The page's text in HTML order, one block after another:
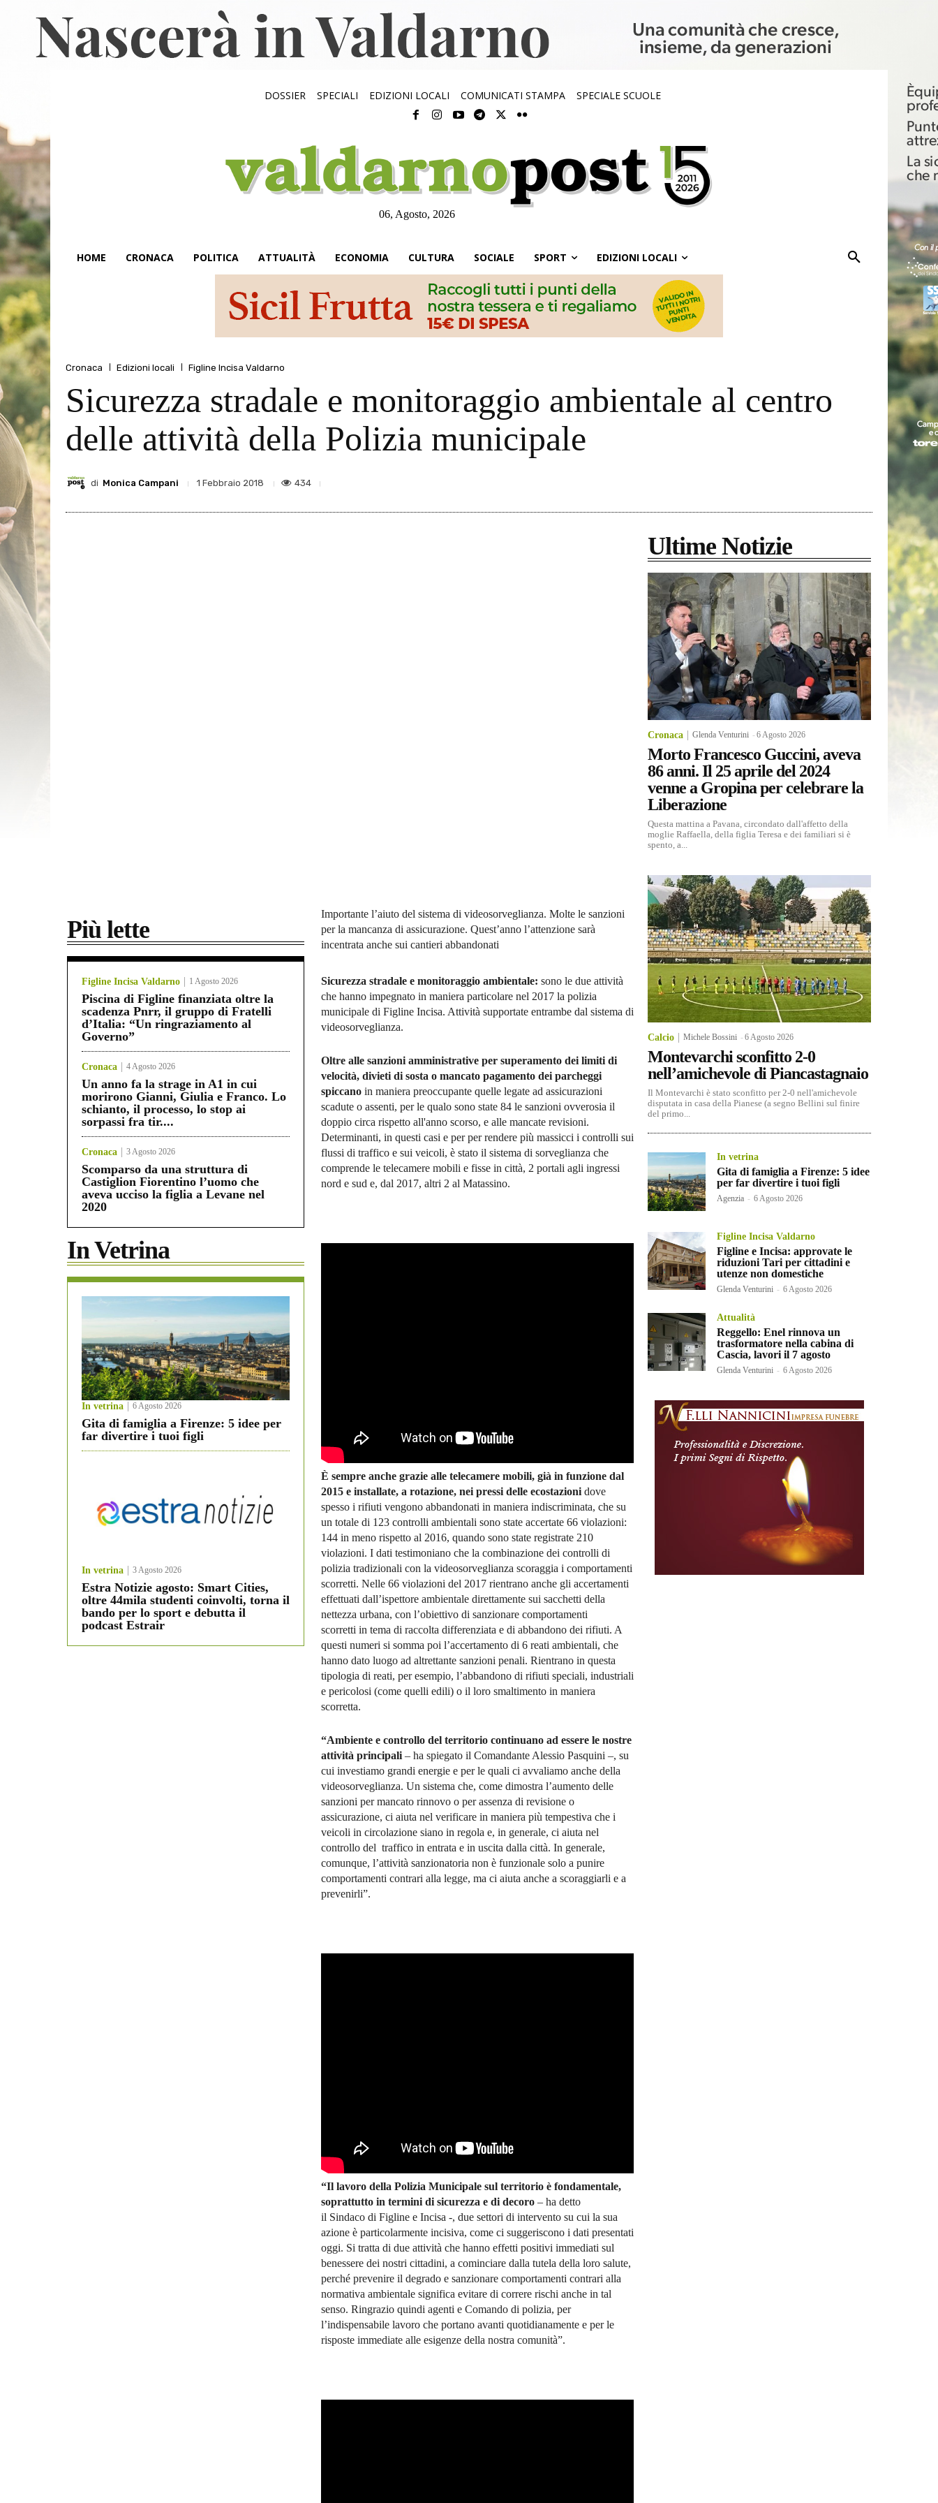
DOSSIER SPECIALI EDIZIONI LOCALI COMUNICATI STAMPA SPECIALE SCUOLE
06, Agosto, 2026
HOME CRONACA POLITICA ATTUALITÀ ECONOMIA CULTURA SOCIALE SPORT EDIZIONI LOCALI
Cronaca Edizioni locali Figline Incisa Valdarno
Sicurezza stradale e monitoraggio ambientale al centro
delle attività della Polizia municipale
di Monica Campani 1 Febbraio 2018 434
Più lette
Figline Incisa Valdarno 1 Agosto 2026
Piscina di Figline finanziata oltre la
scadenza Pnrr, il gruppo di Fratelli
d’Italia: “Un ringraziamento al
Governo”
Cronaca 4 Agosto 2026
Un anno fa la strage in A1 in cui
morirono Gianni, Giulia e Franco. Lo
schianto, il processo, lo stop ai
sorpassi fra tir....
Cronaca 3 Agosto 2026
Scomparso da una struttura di
Castiglion Fiorentino l’uomo che
aveva ucciso la figlia a Levane nel
2020
In Vetrina
In vetrina 6 Agosto 2026
Gita di famiglia a Firenze: 5 idee per
far divertire i tuoi figli
In vetrina 3 Agosto 2026
Estra Notizie agosto: Smart Cities,
oltre 44mila studenti coinvolti, torna il
bando per lo sport e debutta il
podcast Estrair
Importante l’aiuto del sistema di videosorveglianza. Molte le sanzioni
per la mancanza di assicurazione. Quest’anno l’attenzione sarà
incentrata anche sui cantieri abbandonati
Sicurezza stradale e monitoraggio ambientale: sono le due attività
che hanno impegnato in maniera particolare nel 2017 la polizia
municipale di Figline Incisa. Attività supportate entrambe dal sistema di
videosorveglianza.
Oltre alle sanzioni amministrative per superamento dei limiti di
velocità, divieti di sosta o mancato pagamento dei parcheggi
spiccano in maniera preoccupante quelle legate ad assicurazioni
scadute o assenti, per le qualo sono state 84 le sanzioni ovverosia il
doppio circa rispetto all'anno scorso, e alle mancate revisioni.
Determinanti, in questi casi e per per rendere più massicci i controlli sui
flussi di traffico e sui veicoli, è stato il sistema di sorveglianza che
comprende le telecamere mobili e fisse in città, 2 portali agli ingressi
nord e sud e, dal 2017, altri 2 al Matassino.
È sempre anche grazie alle telecamere mobili, già in funzione dal
2015 e installate, a rotazione, nei pressi delle ecostazioni dove
spesso i rifiuti vengono abbandonati in maniera indiscriminata, che su
un totale di 123 controlli ambientali sono state accertate 66 violazioni:
144 in meno rispetto al 2016, quando sono state registrate 210
violazioni. I dati testimoniano che la combinazione dei controlli di
polizia tradizionali con la videosorveglianza scoraggia i comportamenti
scorretti. Nelle 66 violazioni del 2017 rientrano anche gli accertamenti
effettuati dall’ispettore ambientale direttamente sui sacchetti della
nettezza urbana, con l’obiettivo di sanzionare comportamenti
scorretti in tema di raccolta differenziata e di abbandono dei rifiuti. A
questi numeri si somma poi l’accertamento di 6 reati ambientali, che
hanno dato luogo ad altrettante sanzioni penali. Rientrano in questa
tipologia di reati, per esempio, l’abbandono di rifiuti speciali, industriali
e pericolosi (come quelli edili) o il loro smaltimento in maniera
scorretta.
“Ambiente e controllo del territorio continuano ad essere le nostre
attività principali – ha spiegato il Comandante Alessio Pasquini –, su
cui investiamo grandi energie e per le quali ci avvaliamo anche della
videosorveglianza. Un sistema che, come dimostra l’aumento delle
sanzioni per mancato rinnovo o per assenza di revisione o
assicurazione, ci aiuta nel verificare in maniera più tempestiva che i
veicoli in circolazione siano in regola e, in generale, ci aiuta nel
controllo del traffico in entrata e in uscita dalla città. In generale,
comunque, l’attività sanzionatoria non è funzionale solo a punire
comportamenti contrari alla legge, ma ci aiuta anche a scoraggiarli e a
prevenirli”.
“Il lavoro della Polizia Municipale sul territorio è fondamentale,
soprattutto in termini di sicurezza e di decoro – ha detto
il Sindaco di Figline e Incisa -, due settori di intervento su cui la sua
azione è particolarmente incisiva, come ci suggeriscono i dati presentati
oggi. Si tratta di due attività che hanno effetti positivi immediati sul
benessere dei nostri cittadini, a cominciare dalla tutela della loro salute,
perché prevenire il degrado e sanzionare comportamenti contrari alla
normativa ambientale significa evitare di correre rischi anche in tal
senso. Ringrazio quindi agenti e Comando di polizia, per
l’indispensabile lavoro che portano avanti quotidianamente e per le
risposte immediate alle esigenze della nostra comunità”.
Ultime Notizie
Cronaca Glenda Venturini -6 Agosto 2026
Morto Francesco Guccini, aveva
86 anni. Il 25 aprile del 2024
venne a Gropina per celebrare la
Liberazione
Questa mattina a Pavana, circondato dall'affetto della
moglie Raffaella, della figlia Teresa e dei familiari si è
spento, a...
Calcio Michele Bossini -6 Agosto 2026
Montevarchi sconfitto 2-0
nell’amichevole di Piancastagnaio
Il Montevarchi è stato sconfitto per 2-0 nell'amichevole
disputata in casa della Pianese (a segno Bellini sul finire
del primo...
In vetrina
Gita di famiglia a Firenze: 5 idee
per far divertire i tuoi figli
Agenzia - 6 Agosto 2026
Figline Incisa Valdarno
Figline e Incisa: approvate le
riduzioni Tari per cittadini e
utenze non domestiche
Glenda Venturini - 6 Agosto 2026
Attualità
Reggello: Enel rinnova un
trasformatore nella cabina di
Cascia, lavori il 7 agosto
Glenda Venturini - 6 Agosto 2026